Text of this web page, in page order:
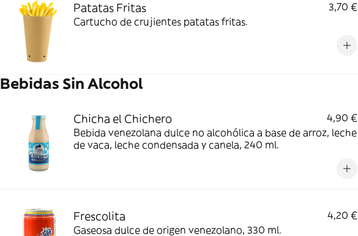
Patatas Fritas
3,70 €
Cartucho de crujientes patatas fritas.
Bebidas Sin Alcohol
Chicha el Chichero
4,90 €
Bebida venezolana dulce no alcohólica a base de arroz, leche
de vaca, leche condensada y canela, 240 ml.
Frescolita
4,20 €
Gaseosa dulce de origen venezolano, 330 ml.